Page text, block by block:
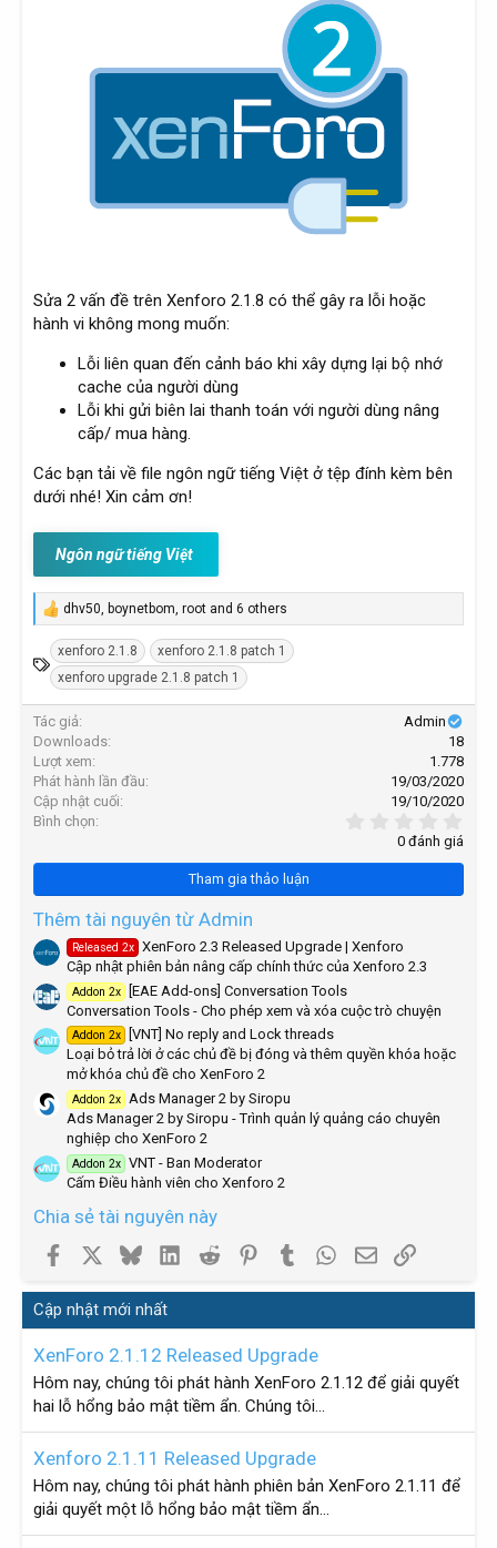
Sửa 2 vấn đề trên Xenforo 2.1.8 có thể gây ra lỗi hoặc
hành vi không mong muốn:
Lỗi liên quan đến cảnh báo khi xây dựng lại bộ nhớ
cache của người dùng
Lỗi khi gửi biên lai thanh toán với người dùng nâng
cấp/ mua hàng.
Các bạn tải về file ngôn ngữ tiếng Việt ở tệp đính kèm bên
dưới nhé! Xin cảm ơn!
Ngôn ngữ tiếng Việt
R
c
i
o
n
s
:
dhv50, boynetbom, root and 6 others
T
ừ
k
h
ó
a
xenforo 2.1.8
xenforo 2.1.8 patch 1
xenforo upgrade 2.1.8 patch 1
Tác giả
Admin
Downloads
18
Lượt xem
1.778
Phát hành lần đầu
19/03/2020
Cập nhật cuối
19/10/2020
Bình chọn
0
0 đánh giá
Tham gia thảo luận
Thêm tài nguyên từ Admin
Released 2x XenForo 2.3 Released Upgrade | Xenforo
Cập nhật phiên bản nâng cấp chính thức của Xenforo 2.3
Addon 2x
[EAE Add-ons] Conversation Tools
Conversation Tools - Cho phép xem và xóa cuộc trò chuyện
Addon 2x
[VNT] No reply and Lock threads
Loại bỏ trả lời ở các chủ đề bị đóng và thêm quyền khóa hoặc
mở khóa chủ đề cho XenForo 2
Addon 2x Ads Manager 2 by Siropu
Ads Manager 2 by Siropu - Trình quản lý quảng cáo chuyên
nghiệp cho XenForo 2
Addon 2x VNT - Ban Moderator
Cấm Điều hành viên cho Xenforo 2
Chia sẻ tài nguyên này
Facebook BlueskyLinkedInReddit PinterestTumblr WhatsApp
EmailLink
Cập nhật mới nhất
XenForo 2.1.12 Released Upgrade
Hôm nay, chúng tôi phát hành XenForo 2.1.12 để giải quyết
hai lỗ hổng bảo mật tiềm ẩn. Chúng tôi...
Xenforo 2.1.11 Released Upgrade
Hôm nay, chúng tôi phát hành phiên bản XenForo 2.1.11 để
giải quyết một lỗ hổng bảo mật tiềm ẩn...